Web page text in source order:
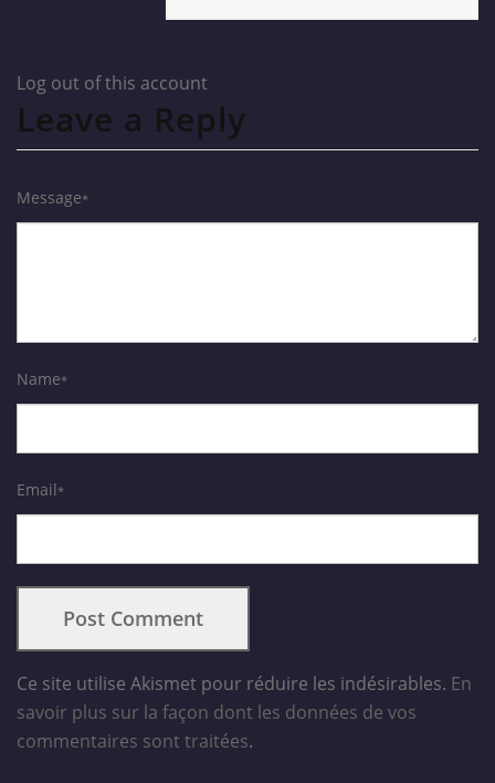
Log out of this account
Leave a Reply
Message*
Name*
Email*
Ce site utilise Akismet pour réduire les indésirables. En
savoir plus sur la façon dont les données de vos
commentaires sont traitées.